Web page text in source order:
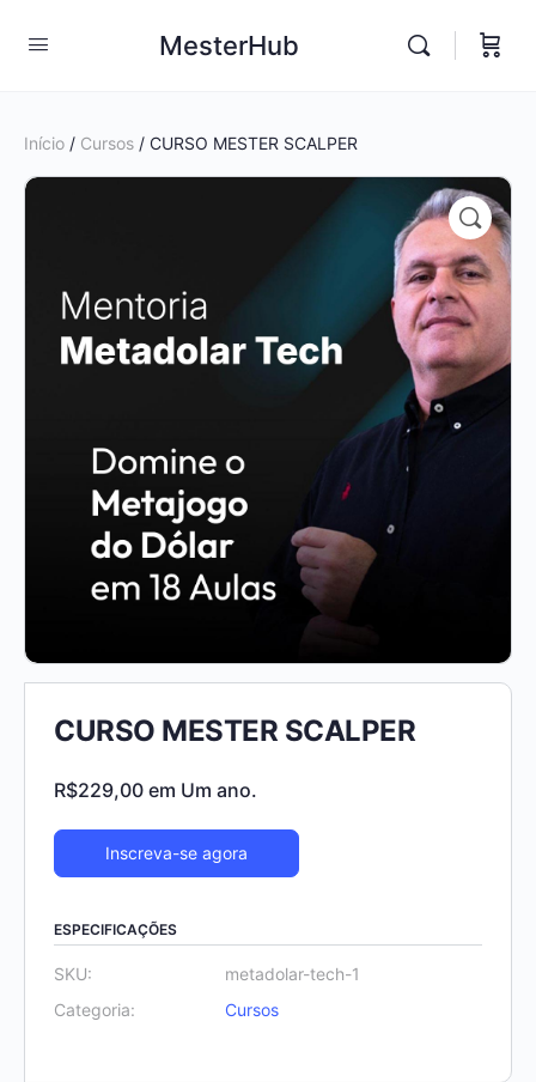
MesterHub
Início / Cursos / CURSO MESTER SCALPER
CURSO MESTER SCALPER
R$229,00 em Um ano.
Inscreva-se agora
ESPECIFICAÇÕES
SKU:
metadolar-tech-1
Categoria:
Cursos